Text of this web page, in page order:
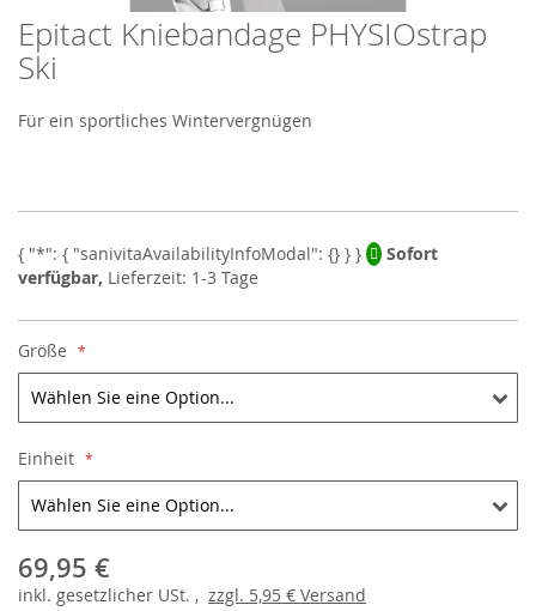
Skip
to
the
of
Epitact Kniebandage PHYSIOstrap
Ski
Für ein sportliches Wintervergnügen
Sofort
verfügbar, Lieferzeit: 1-3 Tage
Größe
Einheit
69,95 €
inkl. gesetzlicher USt. , zzgl. 5,95 € Versand